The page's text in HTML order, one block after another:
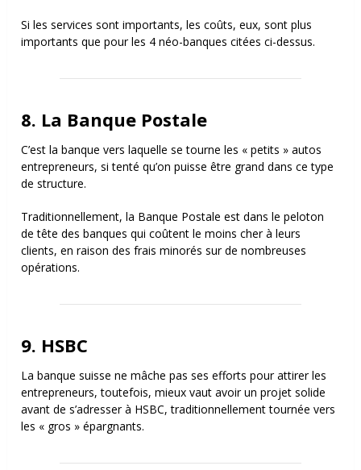
Si les services sont importants, les coûts, eux, sont plus
importants que pour les 4 néo-banques citées ci-dessus.
8. La Banque Postale
C’est la banque vers laquelle se tourne les « petits » autos
entrepreneurs, si tenté qu’on puisse être grand dans ce type
de structure.
Traditionnellement, la Banque Postale est dans le peloton
de tête des banques qui coûtent le moins cher à leurs
clients, en raison des frais minorés sur de nombreuses
opérations.
9. HSBC
La banque suisse ne mâche pas ses efforts pour attirer les
entrepreneurs, toutefois, mieux vaut avoir un projet solide
avant de s’adresser à HSBC, traditionnellement tournée vers
les « gros » épargnants.